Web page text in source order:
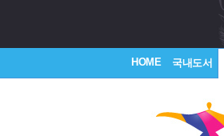
HOME 국내도서